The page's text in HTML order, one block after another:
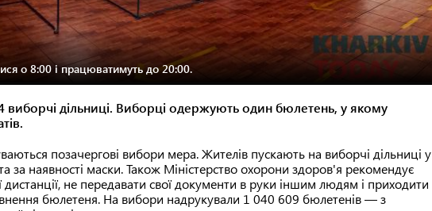
о 8:00 і працюватимуть до 20:00.
виборчі дільниці. Виборці одержують один бюлетень, у якому
позачергові вибори мера. Жителів пускають на виборчі дільниці у
за наявності маски. Також Міністерство охорони здоров'я рекомендує
дистанції, не передавати свої документи в руки іншим людям і приходити
бюлетеня. На вибори надрукували 1 040 609 бюлетенів — з